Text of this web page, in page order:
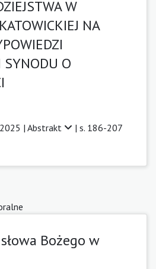
W
NA
SYNODU O
| Abstrakt | s. 186-207
Bożego w